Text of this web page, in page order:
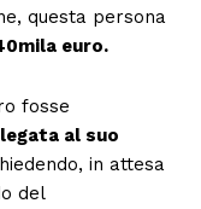
questa persona
euro.
fosse
al suo
in attesa
del